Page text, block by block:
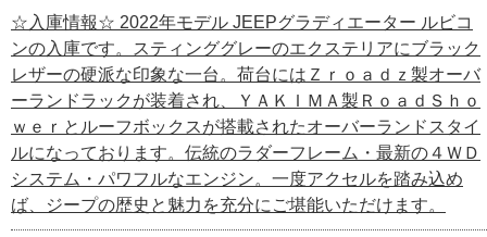
☆入庫情報☆ 2022年モデル JEEPグラディエーター ルビコ
ンの入庫です。スティンググレーのエクステリアにブラック
レザーの硬派な印象な一台。荷台にはＺｒｏａｄｚ製オーバ
ーランドラックが装着され、ＹＡＫＩＭＡ製ＲｏａｄＳｈｏ
ｗｅｒとルーフボックスが搭載されたオーバーランドスタイ
ルになっております。伝統のラダーフレーム・最新の４ＷＤ
システム・パワフルなエンジン。一度アクセルを踏み込め
ば、ジープの歴史と魅力を充分にご堪能いただけます。